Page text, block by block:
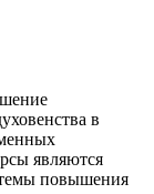
в
являются
повышения